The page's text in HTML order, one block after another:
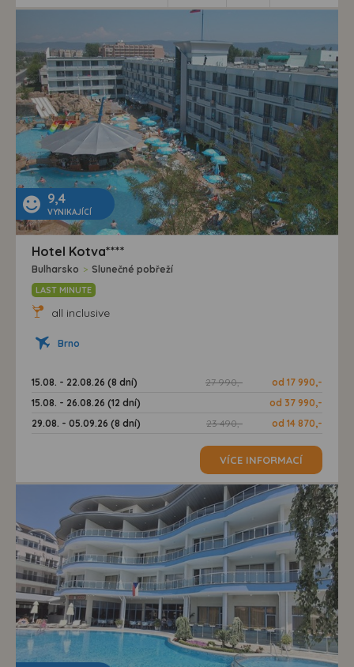
9,4
VYNIKAJÍCÍ
Hotel Kotva****
Bulharsko > Slunečné pobřeží
LAST MINUTE
all inclusive
Brno
15.08. - 22.08.26 (8 dní) 27 990,-
od 17 990,-
15.08. - 26.08.26 (12 dní)
od 37 990,-
29.08. - 05.09.26 (8 dní)
23 490,- od 14 870,-
VÍCE INFORMACÍ